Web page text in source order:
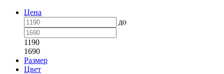
Цена
до
1190
1690
Размер
Цвет